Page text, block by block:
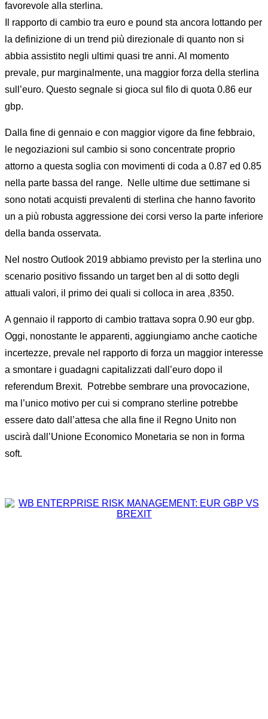
favorevole alla sterlina.
Il rapporto di cambio tra euro e pound sta ancora lottando per
la definizione di un trend più direzionale di quanto non si
abbia assistito negli ultimi quasi tre anni. Al momento
prevale, pur marginalmente, una maggior forza della sterlina
sull’euro. Questo segnale si gioca sul filo di quota 0.86 eur
gbp.
Dalla fine di gennaio e con maggior vigore da fine febbraio,
le negoziazioni sul cambio si sono concentrate proprio
attorno a questa soglia con movimenti di coda a 0.87 ed 0.85
nella parte bassa del range. Nelle ultime due settimane si
sono notati acquisti prevalenti di sterlina che hanno favorito
un a più robusta aggressione dei corsi verso la parte inferiore
della banda osservata.
Nel nostro Outlook 2019 abbiamo previsto per la sterlina uno
scenario positivo fissando un target ben al di sotto degli
attuali valori, il primo dei quali si colloca in area ,8350.
A gennaio il rapporto di cambio trattava sopra 0.90 eur gbp.
Oggi, nonostante le apparenti, aggiungiamo anche caotiche
incertezze, prevale nel rapporto di forza un maggior interesse
a smontare i guadagni capitalizzati dall’euro dopo il
referendum Brexit. Potrebbe sembrare una provocazione,
ma l’unico motivo per cui si comprano sterline potrebbe
essere dato dall’attesa che alla fine il Regno Unito non
uscirà dall’Unione Economico Monetaria se non in forma
soft.